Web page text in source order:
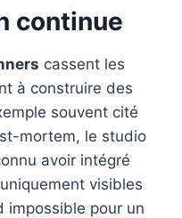
continue
cassent les
à construire des
souvent cité
mortem, le studio
avoir intégré
visibles
impossible pour un